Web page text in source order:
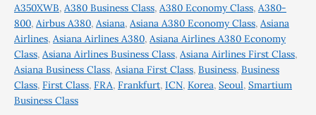
A350XWB, A380 Business Class, A380 Economy Class, A380-
800, Airbus A380, Asiana, Asiana A380 Economy Class, Asiana
Airlines, Asiana Airlines A380, Asiana Airlines A380 Economy
Class, Asiana Airlines Business Class, Asiana Airlines First Class,
Asiana Business Class, Asiana First Class, Business, Business
Class, First Class, FRA, Frankfurt, ICN, Korea, Seoul, Smartium
Business Class